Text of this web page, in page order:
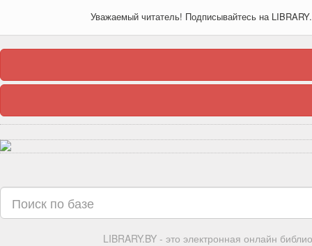
Уважаемый читатель! Подписывайтесь на
LIBRARY.BY - это электронная онлайн